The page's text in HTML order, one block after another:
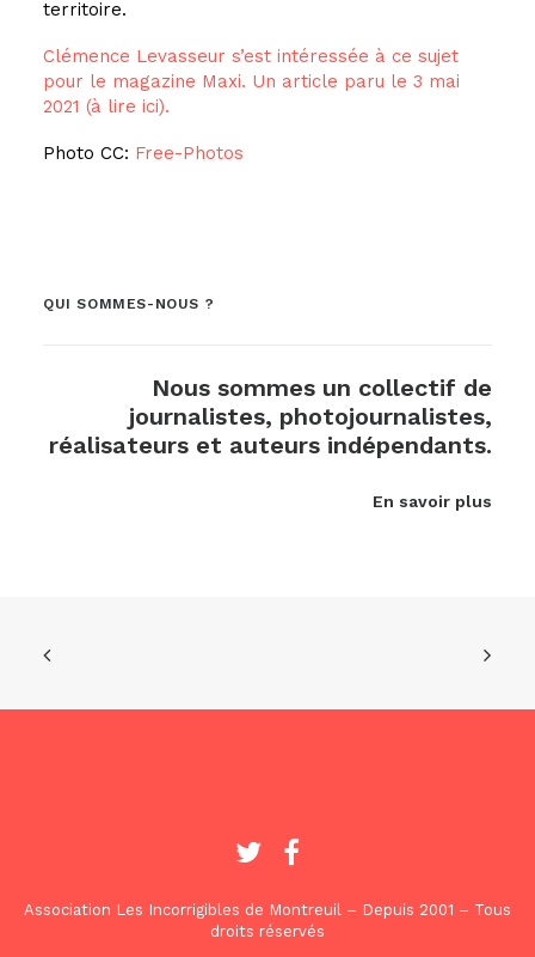
territoire.
Clémence Levasseur s’est intéressée à ce sujet
pour le magazine Maxi. Un article paru le 3 mai
2021 (à lire ici).
Photo CC: Free-Photos
QUI SOMMES-NOUS ?
Nous sommes un collectif de
journalistes, photojournalistes,
réalisateurs et auteurs indépendants.
En savoir plus
Association Les Incorrigibles de Montreuil – Depuis 2001 – Tous
droits réservés